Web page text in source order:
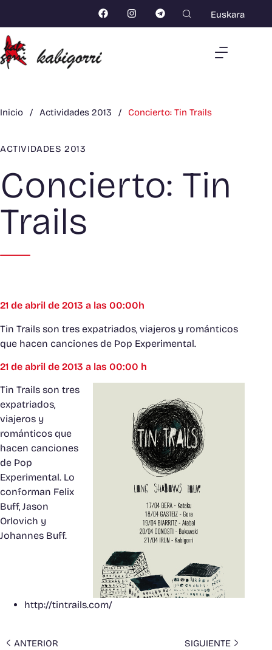
Euskara
Inicio / Actividades 2013 / Concierto: Tin Trails
ACTIVIDADES 2013
Concierto: Tin
Trails
21 de abril de 2013 a las 00:00h
Tin Trails son tres expatriados, viajeros y románticos
que hacen canciones de Pop Experimental.
21 de abril de 2013 a las 00:00 h
Tin Trails son tres
expatriados,
viajeros y
románticos que
hacen canciones
de Pop
Experimental. Lo
conforman Felix
Buff, Jason
Orlovich y
Johannes Buff.
http://tintrails.com/
ANTERIOR SIGUIENTE